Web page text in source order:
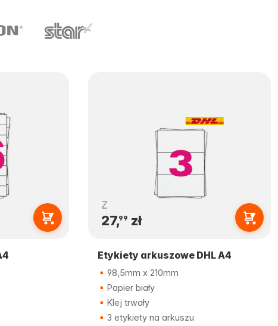
Z
27,99 zł
Etykiety arkuszowe DHL A4
98,5mm x 210mm
Papier biały
Klej trwały
3 etykiety na arkuszu